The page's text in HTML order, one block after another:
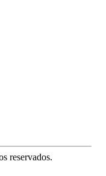
reservados.